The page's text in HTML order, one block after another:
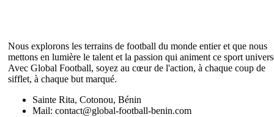
Nous explorons les terrains de football du monde entier et que nous
mettons en lumière le talent et la passion qui animent ce sport
Avec Global Football, soyez au cœur de l'action, à chaque coup de
sifflet, à chaque but marqué.
Sainte Rita, Cotonou, Bénin
Mail: contact@global-football-benin.com